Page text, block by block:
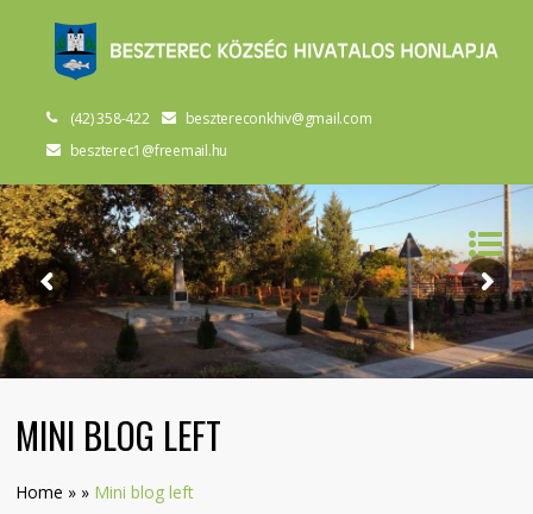
(42) 358-422
besztereconkhiv@gmail.com
beszterec1@freemail.hu
MINI BLOG LEFT
Home » » Mini blog left